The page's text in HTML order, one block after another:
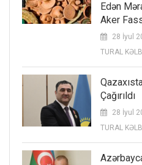
Edən
Aker
28 İyul
TURAL
Çağırıldı
28 İyul
TURAL